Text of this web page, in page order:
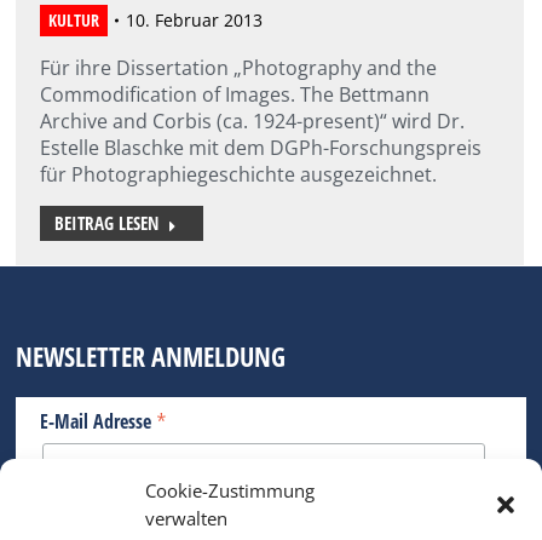
Cookie-Zustimmung
verwalten
KULTUR 10. Februar 2013
Für ihre Dissertation „Photography and the
Commodification of Images. The Bettmann
Archive and Corbis (ca. 1924-present)“ wird Dr.
Estelle Blaschke mit dem DGPh-Forschungspreis
für Photographiegeschichte ausgezeichnet.
BEITRAG LESEN
NEWSLETTER ANMELDUNG
E-Mail Adresse *
Bitte geben Sie Ihre E-Mail Adresse ein.